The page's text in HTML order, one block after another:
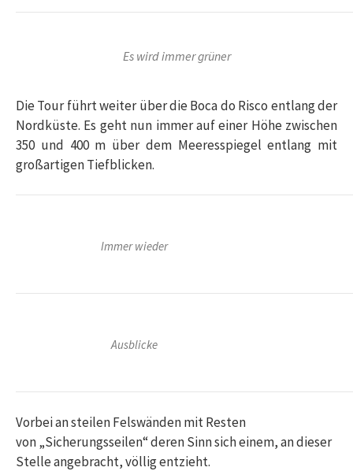
Es wird immer grüner
Die Tour führt weiter über die Boca do Risco entlang der
Nordküste. Es geht nun immer auf einer Höhe zwischen
350 und 400 m über dem Meeresspiegel entlang mit
großartigen Tiefblicken.
Immer wieder
Ausblicke
Vorbei an steilen Felswänden mit Resten
von „Sicherungsseilen“ deren Sinn sich einem, an dieser
Stelle angebracht, völlig entzieht.